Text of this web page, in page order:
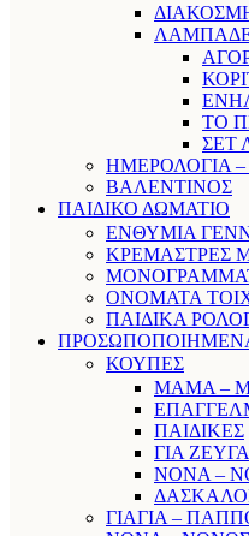
ΤΟ
ΣΕΤ
ΗΜΕΡΟΛΟΓΙΑ
ΒΑΛΕΝΤΙΝΟΣ
ΠΑΙΔΙΚΟ ΔΩΜΑΤΙΟ
ΕΝΘΥΜΙΑ
ΚΡΕΜΑΣΤΡΕΣ
ΟΝΟΜΑΤΑ
ΠΑΙΔΙΚΑ
ΚΟΥΠΕΣ
ΜΑΜΑ –
ΠΑΙΔΙΚΕΣ
ΓΙΑ
ΝΟΝΑ –
ΓΙΑΓΙΑ –